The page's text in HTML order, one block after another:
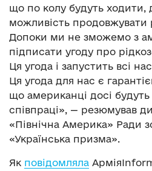
що по колу будуть ходити,
можливість продовжувати
Допоки ми не зможемо з
підписати угоду про
Ця угода і запустить всі
Ця угода для нас є
що американці досі будуть
співпраці», — резюмував
«Північна Америка» Ради
«Українська призма».
Як повідомляла